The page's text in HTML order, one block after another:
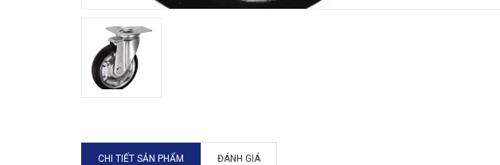
CHI TIẾT SẢN PHẨM ĐÁNH GIÁ